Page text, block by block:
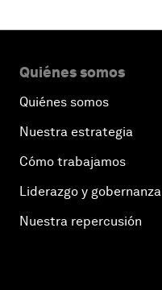
Quiénes somos
Quiénes somos
Nuestra estrategia
Cómo trabajamos
Liderazgo y gobernanza
Nuestra repercusión